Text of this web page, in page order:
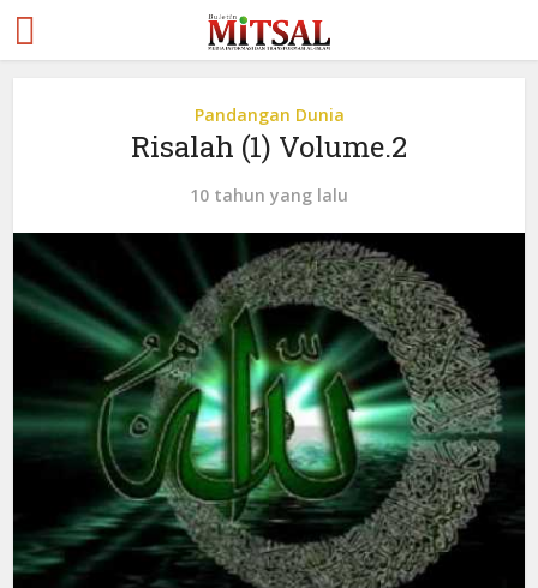
Pandangan Dunia
Risalah (1) Volume.2
10 tahun yang lalu